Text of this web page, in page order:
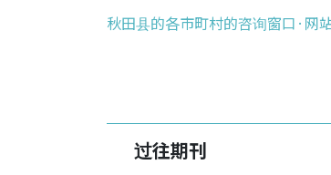
秋田县的各市町村的咨询窗口·网
过往期刊